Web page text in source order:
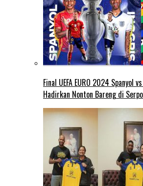
Final UEFA EURO 2024 Spanyol
Hadirkan Nonton Bareng di